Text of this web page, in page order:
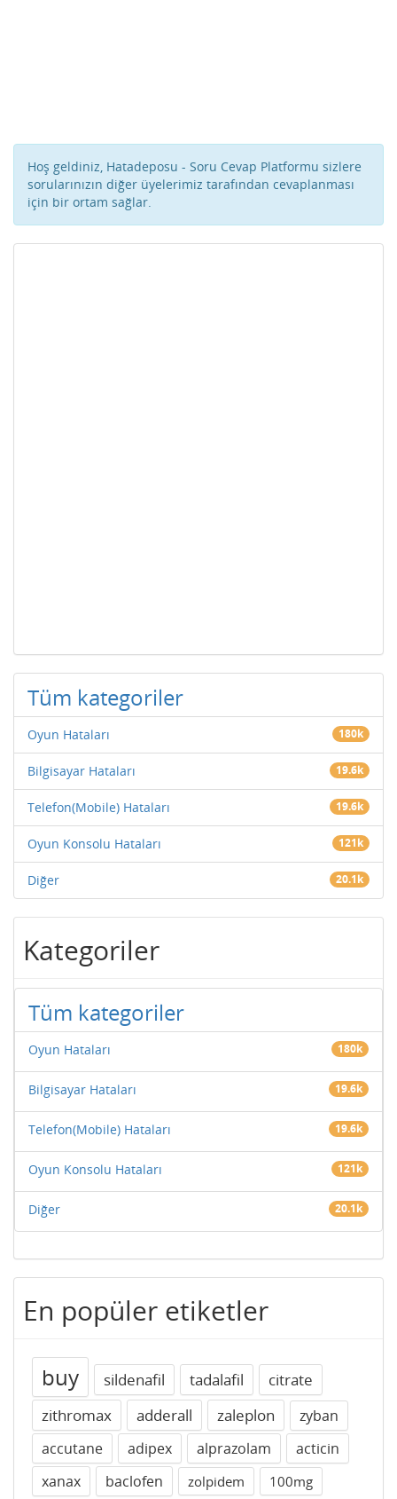
Hoş geldiniz, Hatadeposu - Soru Cevap Platformu sizlere
sorularınızın diğer üyelerimiz tarafından cevaplanması
için bir ortam sağlar.
Tüm kategoriler
Oyun Hataları 180k
Bilgisayar Hataları 19.6k
Telefon(Mobile) Hataları 19.6k
Oyun Konsolu Hataları 121k
Diğer 20.1k
Kategoriler
Tüm kategoriler
Oyun Hataları 180k
Bilgisayar Hataları 19.6k
Telefon(Mobile) Hataları 19.6k
Oyun Konsolu Hataları 121k
Diğer 20.1k
En popüler etiketler
buy sildenafil tadalafil
citrate
zithromax
adderall zaleplon
zyban
accutane
adipex alprazolam
acticin
xanax
baclofen zolpidem
100mg